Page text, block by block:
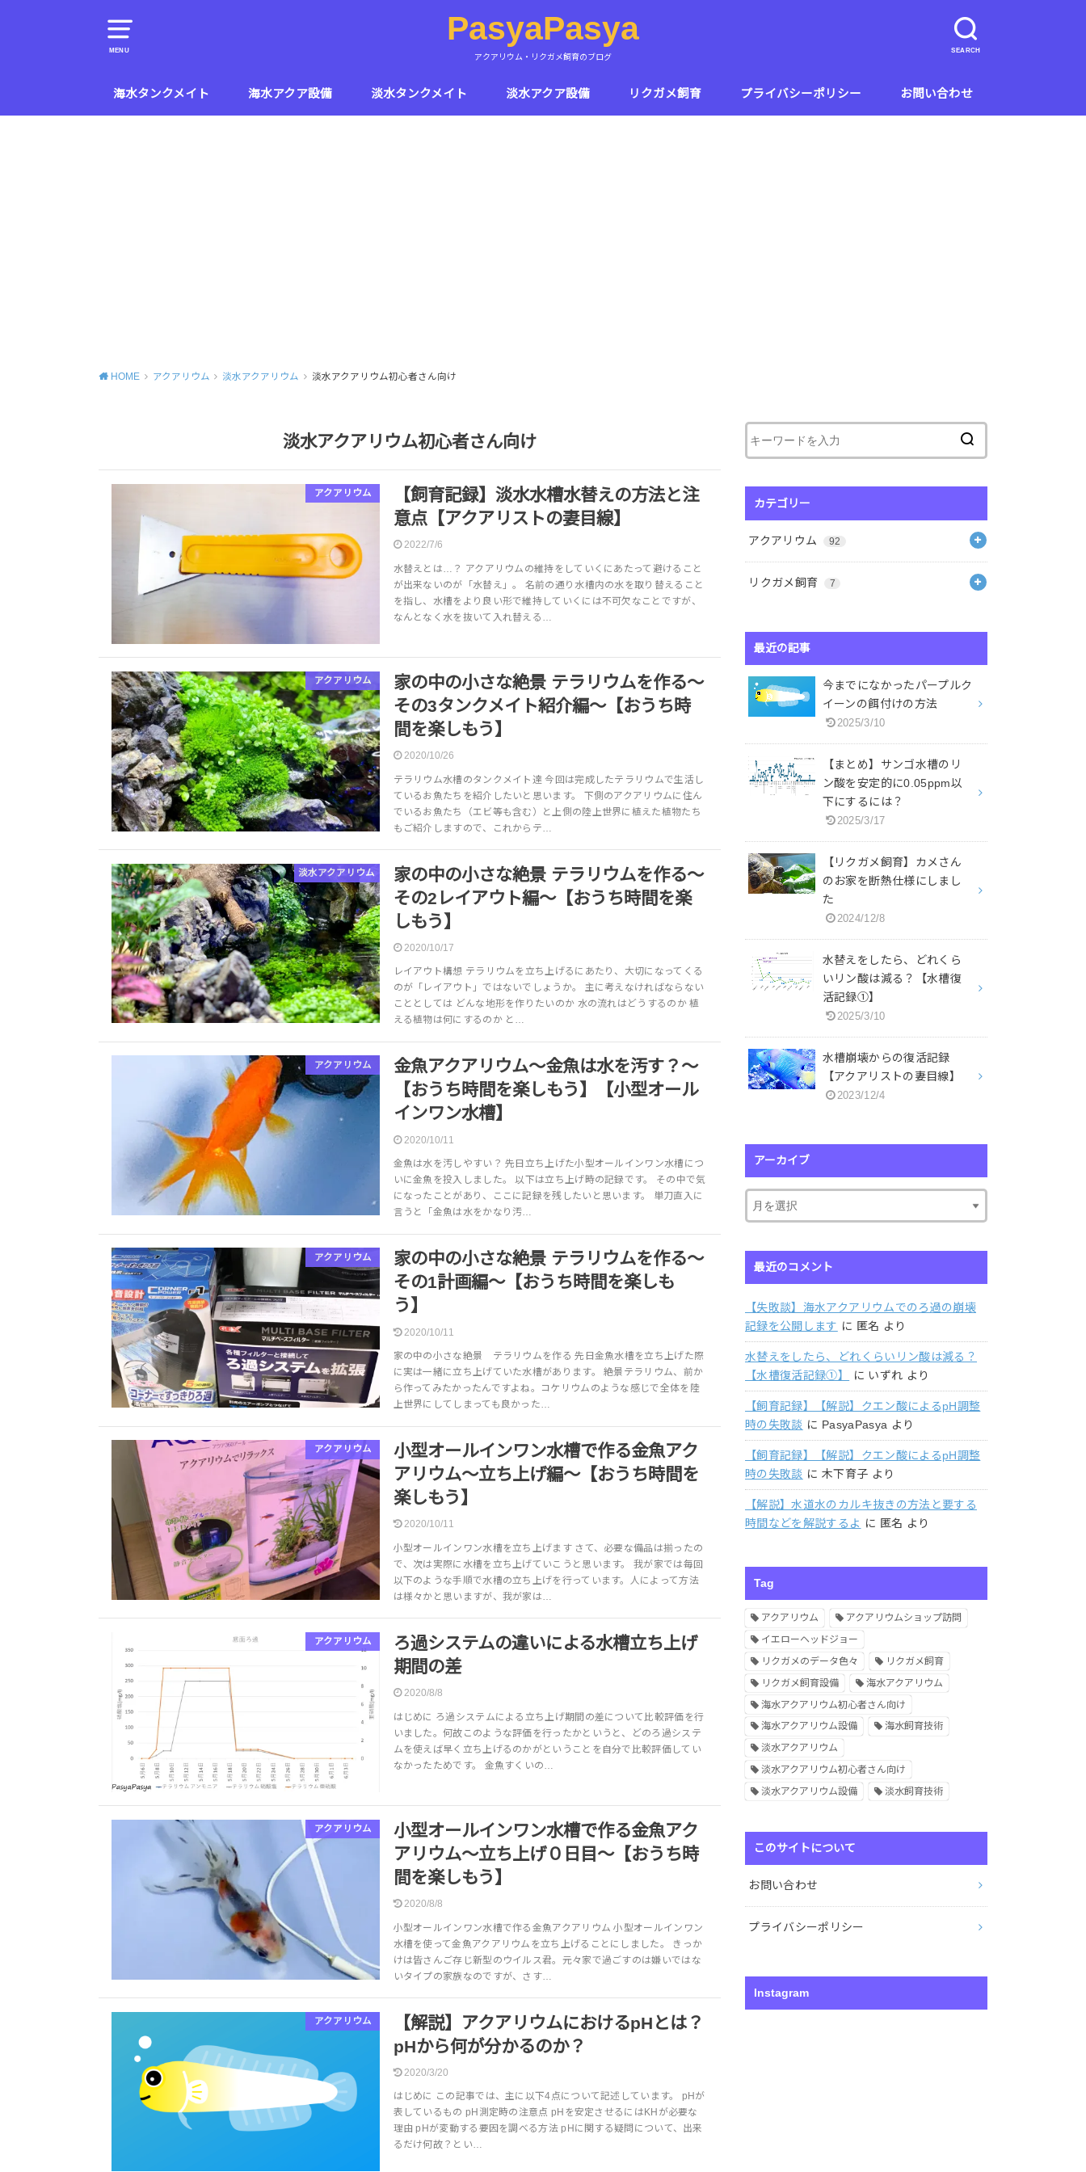
MENU SEARCH
PasyaPasya
アクアリウム・リクガメ飼育のブログ
海水タンクメイト 海水アクア設備 淡水タンクメイト 淡水アクア設備 リクガメ飼育 プライバシーポリシー お問い合わせ
HOME アクアリウム 淡水アクアリウム 淡水アクアリウム初心者さん向け
淡水アクアリウム初心者さん向け
アクアリウム
【飼育記録】淡水水槽水替えの方法と注
意点【アクアリストの妻目線】
2022/7/6
水替えとは…？ アクアリウムの維持をしていくにあたって避けること
が出来ないのが「水替え」。 名前の通り水槽内の水を取り替えること
を指し、水槽をより良い形で維持していくには不可欠なことですが、
なんとなく水を抜いて入れ替える…
アクアリウム
家の中の小さな絶景 テラリウムを作る～
その3タンクメイト紹介編～【おうち時
間を楽しもう】
2020/10/26
テラリウム水槽のタンクメイト達 今回は完成したテラリウムで生活し
ているお魚たちを紹介したいと思います。 下側のアクアリウムに住ん
でいるお魚たち（エビ等も含む）と上側の陸上世界に植えた植物たち
もご紹介しますので、これからテ…
淡水アクアリウム
家の中の小さな絶景 テラリウムを作る～
その2レイアウト編～【おうち時間を楽
しもう】
2020/10/17
レイアウト構想 テラリウムを立ち上げるにあたり、大切になってくる
のが「レイアウト」ではないでしょうか。 主に考えなければならない
こととしては どんな地形を作りたいのか 水の流れはどうするのか 植
える植物は何にするのか と…
アクアリウム
金魚アクアリウム～金魚は水を汚す？～
【おうち時間を楽しもう】【小型オール
インワン水槽】
2020/10/11
金魚は水を汚しやすい？ 先日立ち上げた小型オールインワン水槽につ
いに金魚を投入しました。 以下は立ち上げ時の記録です。 その中で気
になったことがあり、ここに記録を残したいと思います。 単刀直入に
言うと「金魚は水をかなり汚…
アクアリウム
家の中の小さな絶景 テラリウムを作る～
その1計画編～【おうち時間を楽しも
う】
2020/10/11
家の中の小さな絶景 テラリウムを作る 先日金魚水槽を立ち上げた際
に実は一緒に立ち上げていた水槽があります。 絶景テラリウム、前か
ら作ってみたかったんですよね。コケリウムのような感じで全体を陸
上世界にしてしまっても良かった…
アクアリウム
小型オールインワン水槽で作る金魚アク
アリウム～立ち上げ編～【おうち時間を
楽しもう】
2020/10/11
小型オールインワン水槽を立ち上げます さて、必要な備品は揃ったの
で、次は実際に水槽を立ち上げていこうと思います。 我が家では毎回
以下のような手順で水槽の立ち上げを行っています。人によって方法
は様々かと思いますが、我が家は…
アクアリウム
ろ過システムの違いによる水槽立ち上げ
期間の差
2020/8/8
はじめに ろ過システムによる立ち上げ期間の差について比較評価を行
いました。何故このような評価を行ったかというと、どのろ過システ
ムを使えば早く立ち上げるのかがということを自分で比較評価してい
なかったためです。 金魚すくいの…
アクアリウム
小型オールインワン水槽で作る金魚アク
アリウム～立ち上げ０日目～【おうち時
間を楽しもう】
2020/8/8
小型オールインワン水槽で作る金魚アクアリウム 小型オールインワン
水槽を使って金魚アクアリウムを立ち上げることにしました。 きっか
けは皆さんご存じ新型のウイルス君。元々家で過ごすのは嫌いではな
いタイプの家族なのですが、さす…
アクアリウム
【解説】アクアリウムにおけるpHとは？
pHから何が分かるのか？
2020/3/20
はじめに この記事では、主に以下4点について記述しています。 pHが
表しているもの pH測定時の注意点 pHを安定させるにはKHが必要な
理由 pHが変動する要因を調べる方法 pHに関する疑問について、出来
るだけ何故？とい…
カテゴリー
アクアリウム 92
リクガメ飼育 7
最近の記事
今までになかったパープルク
イーンの餌付けの方法
2025/3/10
【まとめ】サンゴ水槽のリ
ン酸を安定的に0.05ppm以
下にするには？
2025/3/17
【リクガメ飼育】カメさん
のお家を断熱仕様にしまし
た
2024/12/8
水替えをしたら、どれくら
いリン酸は減る？【水槽復
活記録①】
2025/3/10
水槽崩壊からの復活記録
【アクアリストの妻目線】
2023/12/4
アーカイブ
最近のコメント
【失敗談】海水アクアリウムでのろ過の崩壊
記録を公開します に 匿名 より
水替えをしたら、どれくらいリン酸は減る？
【水槽復活記録①】
に いずれ より
【飼育記録】【解説】クエン酸によるpH調整
時の失敗談 に PasyaPasya より
【飼育記録】【解説】クエン酸によるpH調整
時の失敗談 に 木下育子 より
【解説】水道水のカルキ抜きの方法と要する
時間などを解説するよ に 匿名 より
Tag
アクアリウム
アクアリウムショップ訪問
イエローヘッドジョー
リクガメのデータ色々
リクガメ飼育
リクガメ飼育設備
海水アクアリウム
海水アクアリウム初心者さん向け
海水アクアリウム設備
海水飼育技術
淡水アクアリウム
淡水アクアリウム初心者さん向け
淡水アクアリウム設備
淡水飼育技術
このサイトについて
お問い合わせ
プライバシーポリシー
Instagram